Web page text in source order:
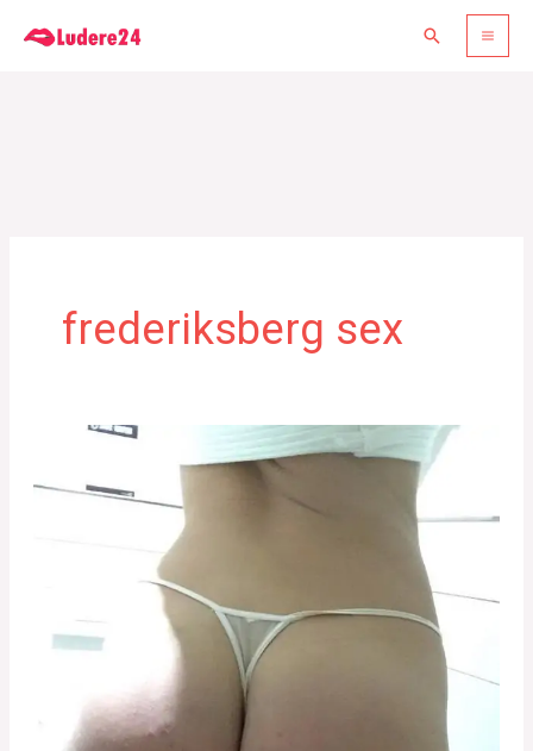
Søg
frederiksberg sex